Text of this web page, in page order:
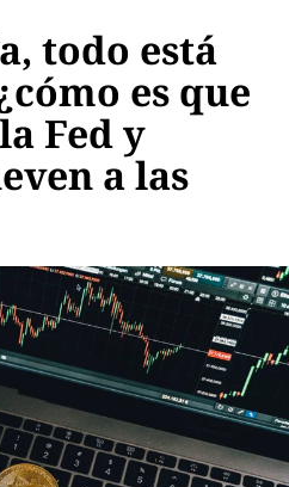
todo está
es que
Fed y
a las